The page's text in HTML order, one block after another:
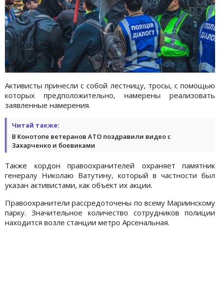
Активисты принесли с собой лестницу, тросы, с помощью
которых предположительно, намерены реализовать
заявленные намерения.
Читай также:
В Конотопе ветеранов АТО поздравили видео с
Захарченко и боевиками
Также кордон правоохранителей охраняет памятник
генералу Николаю Ватутину, который в частности был
указан активистами, как объект их акции.
Правоохранители рассредоточены по всему Мариинскому
парку. Значительное количество сотрудников полиции
находится возле станции метро Арсенальная.